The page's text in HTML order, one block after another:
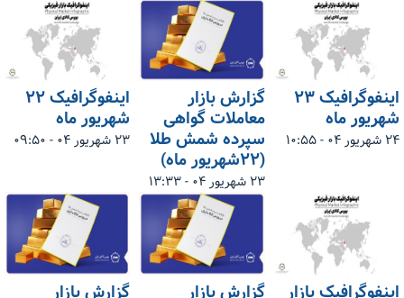
اینفوگرافیک ۲۳
شهریور ماه
۲۴ شهریور ۰۴ - ۱۰:۵۵
گزارش بازار
معاملات گواهی
سپرده شمش طلا
(۲۲شهریور ماه)
۲۳ شهریور ۰۴ - ۱۳:۳۳
اینفوگرافیک ۲۲
شهریور ماه
۲۳ شهریور ۰۴ - ۰۹:۵۰
اینفوگرافیک بازار گزارش بازار گزارش بازار